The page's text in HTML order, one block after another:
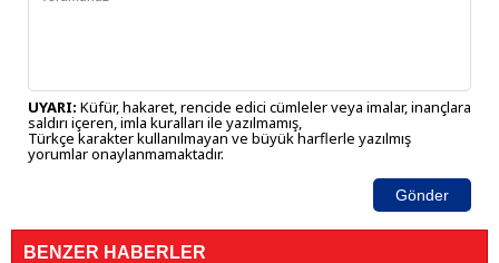
UYARI: Küfür, hakaret, rencide edici cümleler veya imalar, inançlara
saldırı içeren, imla kuralları ile yazılmamış,
Türkçe karakter kullanılmayan ve büyük harflerle yazılmış
yorumlar onaylanmamaktadır.
Gönder
BENZER HABERLER